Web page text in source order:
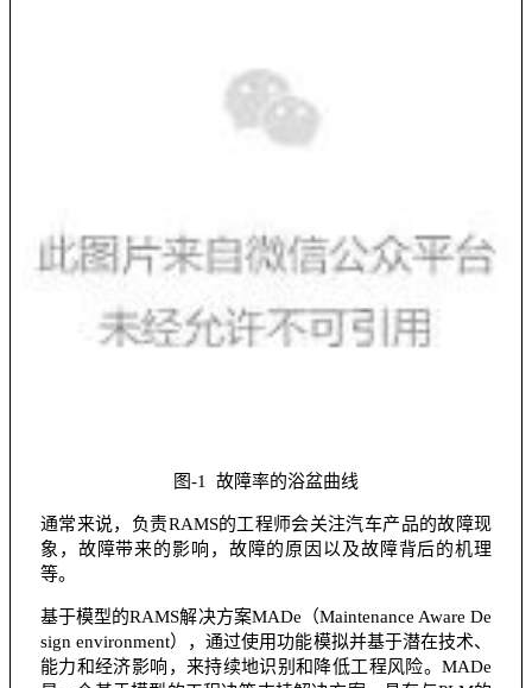
图-1 故障率的浴盆曲线
通常来说，负责RAMS的工程师会关注汽车产品的故障现
象，故障带来的影响，故障的原因以及故障背后的机理
等。
基于模型的RAMS解决方案MADe（Maintenance Aware De
sign environment），通过使用功能模拟并基于潜在技术、
能力和经济影响，来持续地识别和降低工程风险。MADe